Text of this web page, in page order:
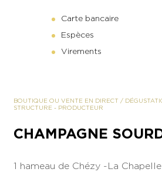
Carte bancaire
Espèces
Virements
BOUTIQUE OU VENTE EN DIRECT /
STRUCTURE - PRODUCTEUR
CHAMPAGNE
1 hameau de Chézy -La